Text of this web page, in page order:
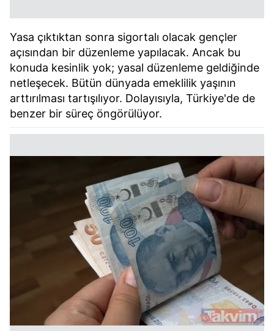
Yasa çıktıktan sonra sigortalı olacak gençler
açısından bir düzenleme yapılacak. Ancak bu
konuda kesinlik yok; yasal düzenleme geldiğinde
netleşecek. Bütün dünyada emeklilik yaşının
arttırılması tartışılıyor. Dolayısıyla, Türkiye'de de
benzer bir süreç öngörülüyor.